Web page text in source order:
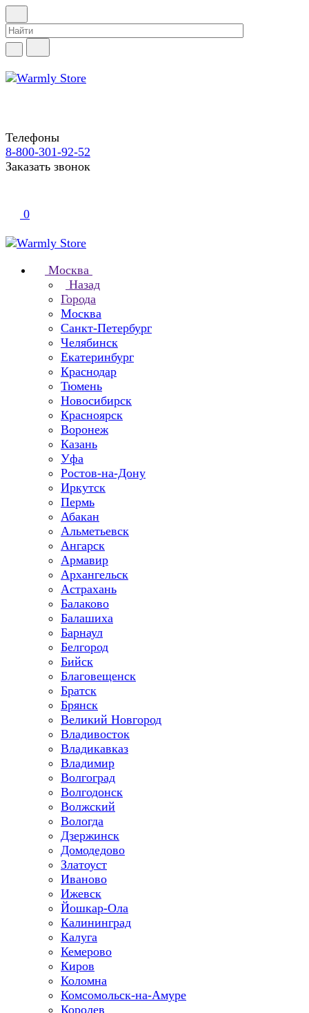
Телефоны
8-800-301-92-52
Заказать звонок
0
Москва
Назад
Города
Москва
Санкт-Петербург
Челябинск
Екатеринбург
Краснодар
Тюмень
Новосибирск
Красноярск
Воронеж
Казань
Уфа
Ростов-на-Дону
Иркутск
Пермь
Абакан
Альметьевск
Ангарск
Армавир
Архангельск
Астрахань
Балаково
Балашиха
Барнаул
Белгород
Бийск
Благовещенск
Братск
Брянск
Великий Новгород
Владивосток
Владикавказ
Владимир
Волгоград
Волгодонск
Волжский
Вологда
Дзержинск
Домодедово
Златоуст
Иваново
Ижевск
Йошкар-Ола
Калининград
Калуга
Кемерово
Киров
Коломна
Комсомольск-на-Амуре
Королев